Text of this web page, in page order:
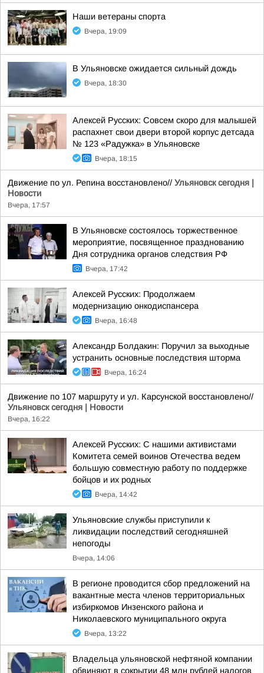
Наши ветераны спорта
Вчера, 19:09
В Ульяновске ожидается сильный дождь
Вчера, 18:30
Алексей Русских: Совсем скоро для малышей
распахнет свои двери второй корпус детсада
№ 123 «Радужка» в Ульяновске
Вчера, 18:15
Движение по ул. Репина восстановлено// Ульяновск сегодня |
Новости
Вчера, 17:57
В Ульяновске состоялось торжественное
мероприятие, посвященное празднованию
Дня сотрудника органов следствия РФ
Вчера, 17:42
Алексей Русских: Продолжаем
модернизацию онкодиспансера
Вчера, 16:48
Александр Болдакин: Поручил за выходные
устранить основные последствия шторма
Вчера, 16:24
Движение по 107 маршруту и ул. Карсунской восстановлено//
Ульяновск сегодня | Новости
Вчера, 16:22
Алексей Русских: С нашими активистами
Комитета семей воинов Отечества ведем
большую совместную работу по поддержке
бойцов и их родных
Вчера, 14:42
Ульяновские службы приступили к
ликвидации последствий сегодняшней
непогоды
Вчера, 14:06
В регионе проводится сбор предложений на
вакантные места членов территориальных
избиркомов Инзенского района и
Николаевского муниципального округа
Вчера, 13:22
Владельца ульяновской нефтяной компании
обвиняют в сокрытии 48 млн рублей налогов